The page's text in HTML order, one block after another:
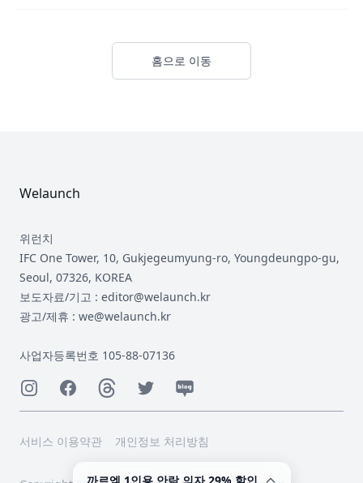
홈으로 이동
Welaunch
위런치
IFC One Tower, 10, Gukjegeumyung-ro, Youngdeungpo-gu,
Seoul, 07326, KOREA
보도자료/기고 : editor@welaunch.kr
광고/제휴 : we@welaunch.kr
사업자등록번호 105-88-07136
InstagramFacebookThreadsTwitterNaver
서비스 이용약관 개인정보 처리방침